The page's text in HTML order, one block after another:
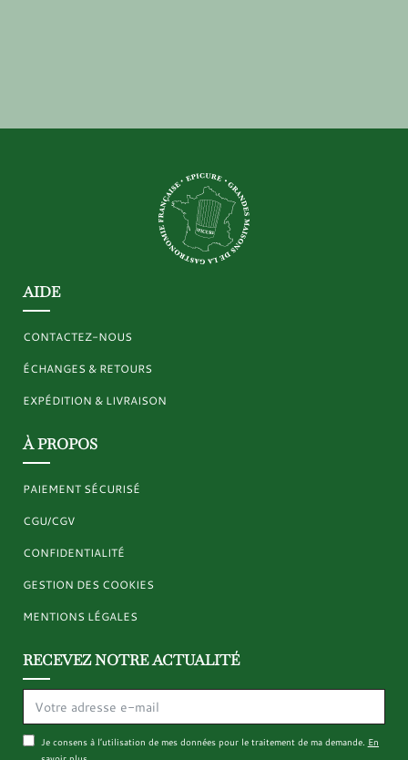
AIDE
CONTACTEZ-NOUS
ÉCHANGES & RETOURS
EXPÉDITION & LIVRAISON
À PROPOS
PAIEMENT SÉCURISÉ
CGU/CGV
CONFIDENTIALITÉ
GESTION DES COOKIES
MENTIONS LÉGALES
RECEVEZ NOTRE ACTUALITÉ
Je consens à l’utilisation de mes données pour le traitement de ma demande. En